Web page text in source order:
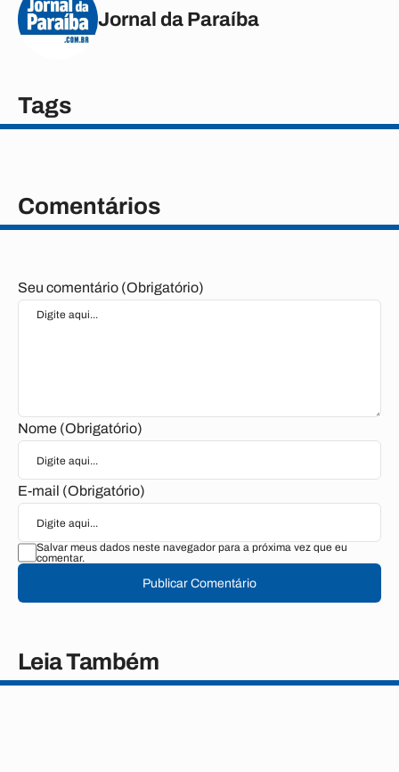
Jornal da Paraíba
Tags
Comentários
Seu comentário (Obrigatório)
Nome (Obrigatório)
E-mail (Obrigatório)
Salvar meus dados neste navegador para a próxima vez que eu
comentar.
Publicar Comentário
Leia Também